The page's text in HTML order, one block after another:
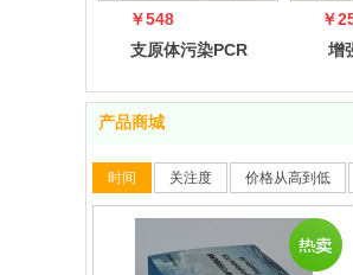
￥548
支原体污染PCR
￥
增
产品商城
时间 关注度 价格从高到低